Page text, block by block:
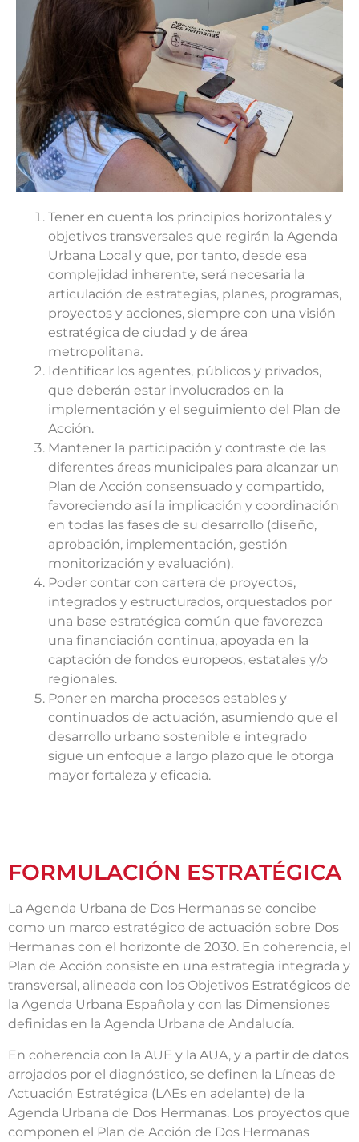
Tener en cuenta los principios horizontales y
objetivos transversales que regirán la Agenda
Urbana Local y que, por tanto, desde esa
complejidad inherente, será necesaria la
articulación de estrategias, planes, programas,
proyectos y acciones, siempre con una visión
estratégica de ciudad y de área
metropolitana.
Identificar los agentes, públicos y privados,
que deberán estar involucrados en la
implementación y el seguimiento del Plan de
Acción.
Mantener la participación y contraste de las
diferentes áreas municipales para alcanzar un
Plan de Acción consensuado y compartido,
favoreciendo así la implicación y coordinación
en todas las fases de su desarrollo (diseño,
aprobación, implementación, gestión
monitorización y evaluación).
Poder contar con cartera de proyectos,
integrados y estructurados, orquestados por
una base estratégica común que favorezca
una financiación continua, apoyada en la
captación de fondos europeos, estatales y/o
regionales.
Poner en marcha procesos estables y
continuados de actuación, asumiendo que el
desarrollo urbano sostenible e integrado
sigue un enfoque a largo plazo que le otorga
mayor fortaleza y eficacia.
FORMULACIÓN ESTRATÉGICA
La Agenda Urbana de Dos Hermanas se concibe
como un marco estratégico de actuación sobre Dos
Hermanas con el horizonte de 2030. En coherencia, el
Plan de Acción consiste en una estrategia integrada y
transversal, alineada con los Objetivos Estratégicos de
la Agenda Urbana Española y con las Dimensiones
definidas en la Agenda Urbana de Andalucía.
En coherencia con la AUE y la AUA, y a partir de datos
arrojados por el diagnóstico, se definen la Líneas de
Actuación Estratégica (LAEs en adelante) de la
Agenda Urbana de Dos Hermanas. Los proyectos que
componen el Plan de Acción de Dos Hermanas